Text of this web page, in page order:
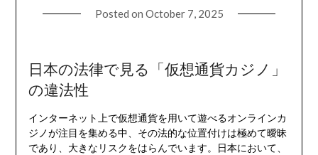
Posted on October 7, 2025
日本の法律で見る「仮想通貨カジノ」
の違法性
インターネット上で仮想通貨を用いて遊べるオンラインカ
ジノが注目を集める中、その法的な位置付けは極めて曖昧
であり、大きなリスクをはらんでいます。日本において、